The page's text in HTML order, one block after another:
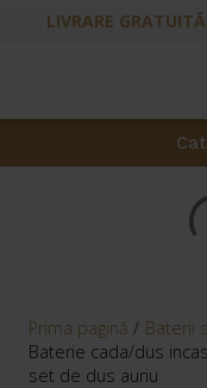
LIVRARE
Prima pagină / Baterii
Baterie cada/dus
set de dus auriu